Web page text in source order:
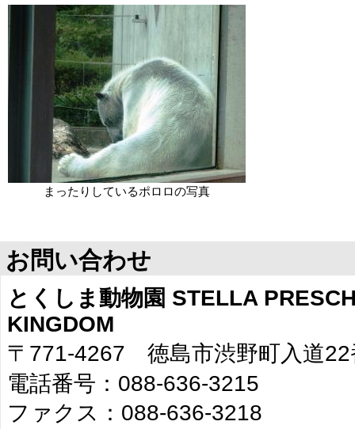
まったりしているポロロの写真
お問い合わせ
とくしま動物園 STELLA
KINGDOM
〒771-4267 徳島市渋野町入道22
電話番号：088-636-3215
ファクス：088-636-3218